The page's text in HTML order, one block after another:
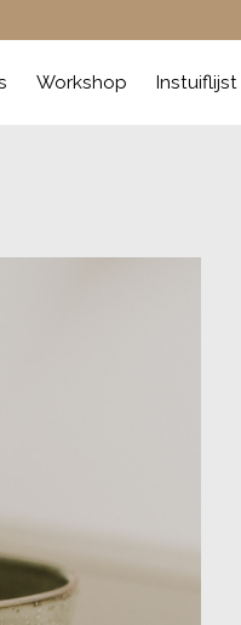
Workshop Instuiflijst